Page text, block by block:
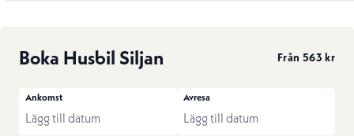
Boka Husbil Siljan Från 563 kr
Ankomst Avresa